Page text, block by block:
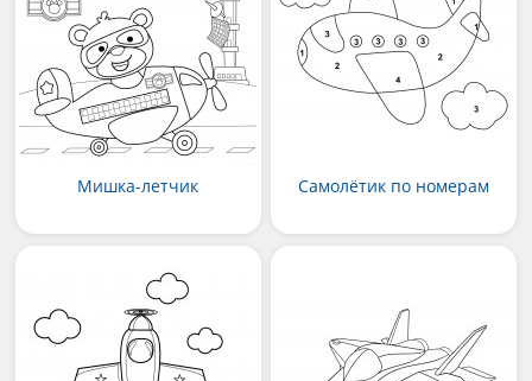
Мишка-летчик Самолётик по номерам